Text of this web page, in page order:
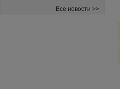
Все новости >>